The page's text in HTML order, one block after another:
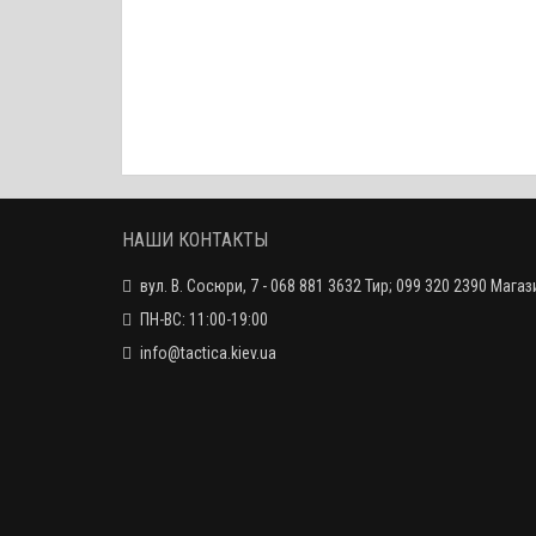
НАШИ КОНТАКТЫ
вул. В. Сосюри, 7 - 068 881 3632 Тир; 099 320 2390
ПН-ВС: 11:00-19:00
info@tactica.kiev.ua